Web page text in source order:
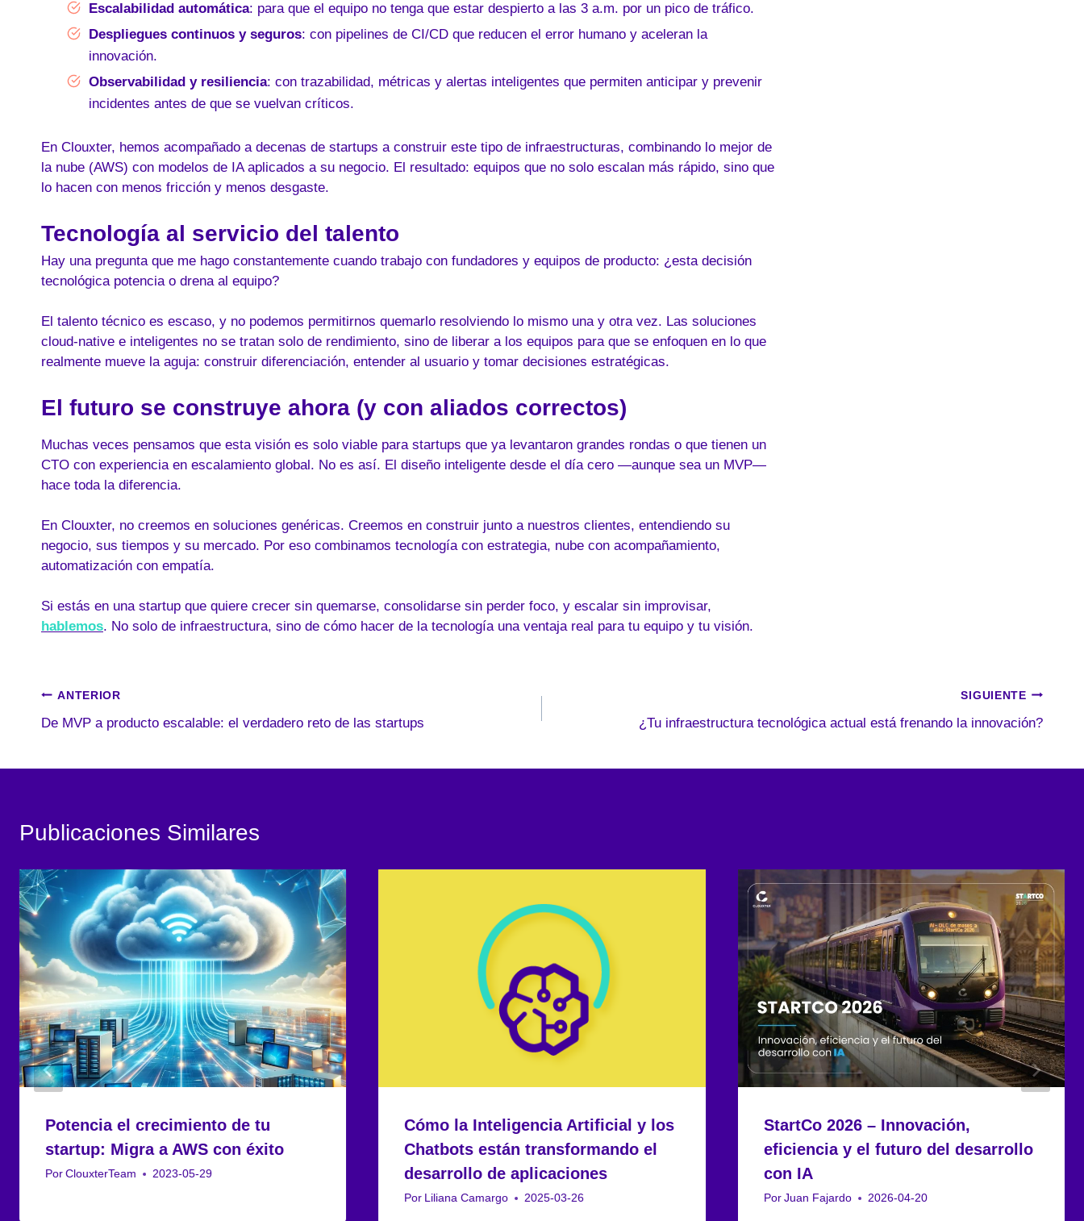
Escalabilidad automática: para que el equipo no tenga que estar despierto a las 3 a.m. por un pico de tráfico.
Despliegues continuos y seguros: con pipelines de CI/CD que reducen el error humano y aceleran la
innovación.
Observabilidad y resiliencia: con trazabilidad, métricas y alertas inteligentes que permiten anticipar y prevenir
incidentes antes de que se vuelvan críticos.
En Clouxter, hemos acompañado a decenas de startups a construir este tipo de infraestructuras, combinando lo mejor de
la nube (AWS) con modelos de IA aplicados a su negocio. El resultado: equipos que no solo escalan más rápido, sino que
lo hacen con menos fricción y menos desgaste.
Tecnología al servicio del talento
Hay una pregunta que me hago constantemente cuando trabajo con fundadores y equipos de producto: ¿esta decisión
tecnológica potencia o drena al equipo?
El talento técnico es escaso, y no podemos permitirnos quemarlo resolviendo lo mismo una y otra vez. Las soluciones
cloud-native e inteligentes no se tratan solo de rendimiento, sino de liberar a los equipos para que se enfoquen en lo que
realmente mueve la aguja: construir diferenciación, entender al usuario y tomar decisiones estratégicas.
El futuro se construye ahora (y con aliados correctos)
Muchas veces pensamos que esta visión es solo viable para startups que ya levantaron grandes rondas o que tienen un
CTO con experiencia en escalamiento global. No es así. El diseño inteligente desde el día cero —aunque sea un MVP—
hace toda la diferencia.
En Clouxter, no creemos en soluciones genéricas. Creemos en construir junto a nuestros clientes, entendiendo su
negocio, sus tiempos y su mercado. Por eso combinamos tecnología con estrategia, nube con acompañamiento,
automatización con empatía.
Si estás en una startup que quiere crecer sin quemarse, consolidarse sin perder foco, y escalar sin improvisar,
hablemos. No solo de infraestructura, sino de cómo hacer de la tecnología una ventaja real para tu equipo y tu visión.
Navegación
de
entradas
ANTERIOR
De MVP a producto escalable: el verdadero reto de las startups
SIGUIENTE
¿Tu infraestructura tecnológica actual está frenando la innovación?
Potencia el crecimiento de tu
startup: Migra a AWS con éxito
Por ClouxterTeam 2023-05-29
Cómo la Inteligencia Artificial y los
Chatbots están transformando el
desarrollo de aplicaciones
Por Liliana Camargo 2025-03-26
StartCo 2026 – Innovación,
eficiencia y el futuro del desarrollo
con IA
Por Juan Fajardo 2026-04-20